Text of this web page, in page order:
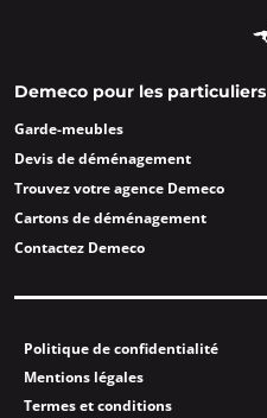
Demeco pour les particuliers
Garde-meubles
Devis de déménagement
Trouvez votre agence Demeco
Cartons de déménagement
Contactez Demeco
Politique de confidentialité
Mentions légales
Termes et conditions